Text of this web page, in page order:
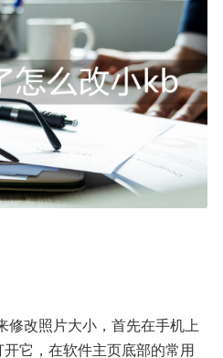
修改照片大小，首先在手机上
它，在软件主页底部的常用